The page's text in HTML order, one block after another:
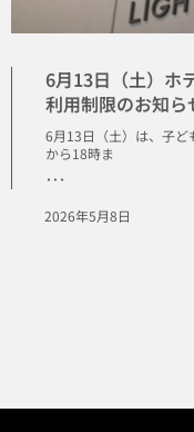
6月13日（土）ホ
利用制限のお知ら
6月13日（土）は、子
から18時ま
･･･
2026年5月8日